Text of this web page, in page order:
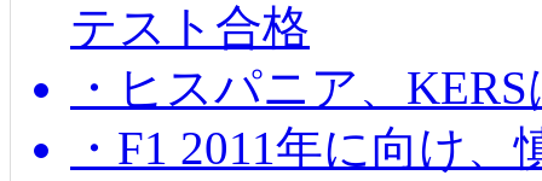
テスト合格
・ヒスパニア、
・F1 2011年に向け